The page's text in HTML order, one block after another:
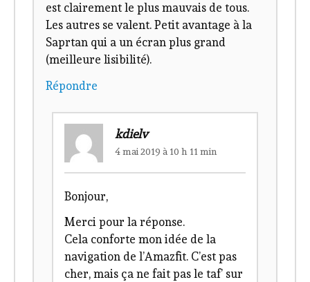
est clairement le plus mauvais de tous.
Les autres se valent. Petit avantage à la
Saprtan qui a un écran plus grand
(meilleure lisibilité).
Répondre
kdielv
4 mai 2019 à 10 h 11 min
Bonjour,
Merci pour la réponse.
Cela conforte mon idée de la
navigation de l’Amazfit. C’est pas
cher, mais ça ne fait pas le taf’ sur